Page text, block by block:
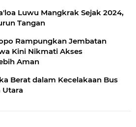
Luwu Mangkrak Sejak 2024,
Tangan
Rampungkan Jembatan
Kini Nikmati Akses
Aman
Berat dalam Kecelakaan Bus
Utara